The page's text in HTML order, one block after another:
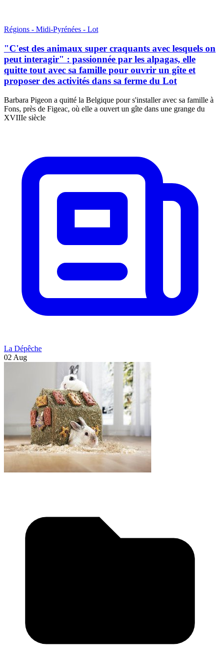
Régions - Midi-Pyrénées - Lot
"C'est des animaux super craquants avec lesquels on
peut interagir" : passionnée par les alpagas, elle
quitte tout avec sa famille pour ouvrir un gîte et
proposer des activités dans sa ferme du Lot
Barbara Pigeon a quitté la Belgique pour s'installer avec sa famille à
Fons, près de Figeac, où elle a ouvert un gîte dans une grange du
XVIIIe siècle
La Dépêche
02 Aug